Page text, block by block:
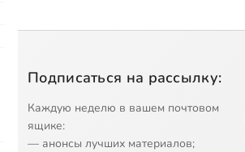
Подписаться на рассылку:
Каждую неделю в вашем почтовом
ящике:
— анонсы лучших материалов;